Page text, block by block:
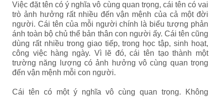
Việc đặt tên có ý nghĩa vô cùng quan trọng, cái tên có vai
trò ảnh hưởng rất nhiều đến vận mệnh của cả một đời
người. Cái tên của mỗi người chính là biểu tượng phản
ánh toàn bộ chủ thể bản thân con người ấy. Cái tên cũng
dùng rất nhiều trong giao tiếp, trong học tập, sinh hoạt,
công việc hàng ngày. Vì lẽ đó, cái tên tạo thành một
trường năng lượng có ảnh hưởng vô cùng quan trọng
đến vận mệnh mỗi con người.
Cái tên có một ý nghĩa vô cùng quan trọng. Không